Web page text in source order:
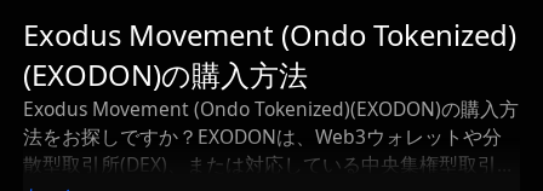
Exodus Movement (Ondo Tokenized)
(EXODON)の購入方法
Exodus Movement (Ondo Tokenized)(EXODON)の購入方
法をお探しですか？EXODONは、Web3ウォレットや分
散型取引所(DEX)、または対応している中央集権型取引所